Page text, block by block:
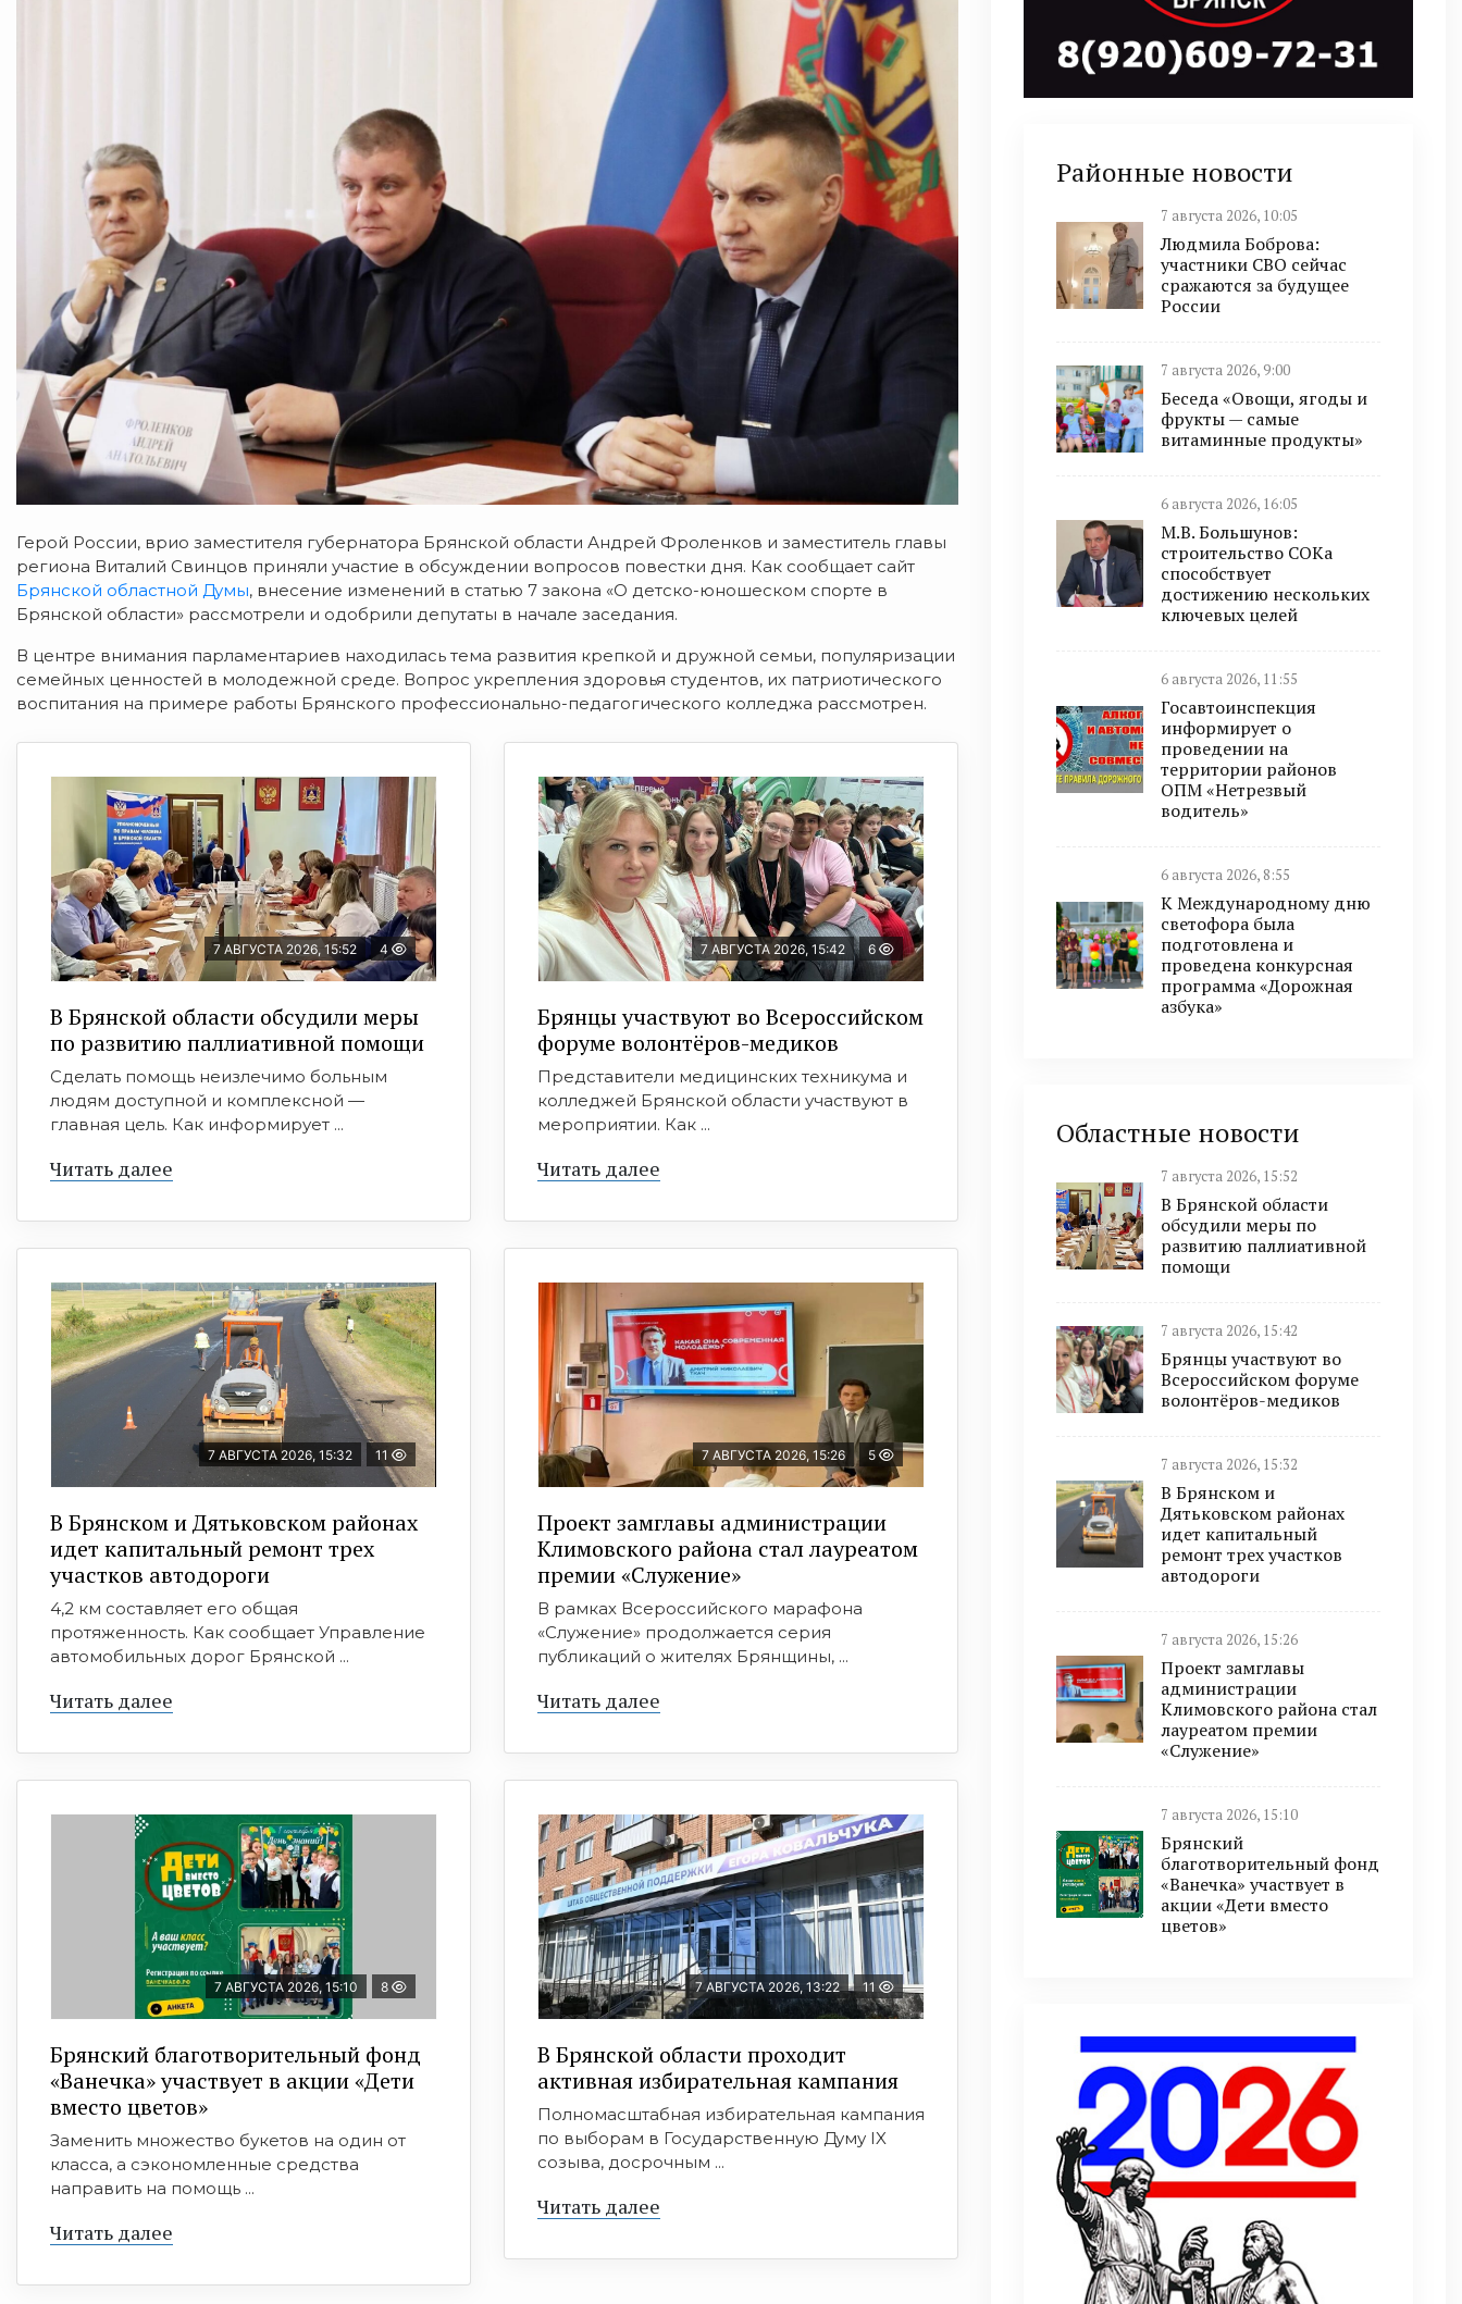
Герой России, врио заместителя губернатора Брянской области Андрей Фроленков и заместитель главы
региона Виталий Свинцов приняли участие в обсуждении вопросов повестки дня. Как сообщает сайт
Брянской областной Думы, внесение изменений в статью 7 закона «О детско-юношеском спорте в
Брянской области» рассмотрели и одобрили депутаты в начале заседания.
В центре внимания парламентариев находилась тема развития крепкой и дружной семьи, популяризации
семейных ценностей в молодежной среде. Вопрос укрепления здоровья студентов, их патриотического
воспитания на примере работы Брянского профессионально-педагогического колледжа рассмотрен.
7 АВГУСТА 2026, 15:52 4
В Брянской области обсудили меры
по развитию паллиативной помощи
Сделать помощь неизлечимо больным
людям доступной и комплексной —
главная цель. Как информирует ...
Читать далее
7 АВГУСТА 2026, 15:42 6
Брянцы участвуют во Всероссийском
форуме волонтёров-медиков
Представители медицинских техникума и
колледжей Брянской области участвуют в
мероприятии. Как ...
Читать далее
7 АВГУСТА 2026, 15:32 11
В Брянском и Дятьковском районах
идет капитальный ремонт трех
участков автодороги
4,2 км составляет его общая
протяженность. Как сообщает Управление
автомобильных дорог Брянской ...
Читать далее
7 АВГУСТА 2026, 15:26 5
Проект замглавы администрации
Климовского района стал лауреатом
премии «Служение»
В рамках Всероссийского марафона
«Служение» продолжается серия
публикаций о жителях Брянщины, ...
Читать далее
7 АВГУСТА 2026, 15:10 8
Брянский благотворительный фонд
«Ванечка» участвует в акции «Дети
вместо цветов»
Заменить множество букетов на один от
класса, а сэкономленные средства
направить на помощь ...
Читать далее
7 АВГУСТА 2026, 13:22 11
В Брянской области проходит
активная избирательная кампания
Полномасштабная избирательная кампания
по выборам в Государственную Думу IX
созыва, досрочным ...
Читать далее
Районные новости
7 августа 2026, 10:05
Людмила Боброва:
участники СВО сейчас
сражаются за будущее
России
7 августа 2026, 9:00
Беседа «Овощи, ягоды и
фрукты — самые
витаминные продукты»
6 августа 2026, 16:05
М.В. Большунов:
строительство СОКа
способствует
достижению нескольких
ключевых целей
6 августа 2026, 11:55
Госавтоинспекция
информирует о
проведении на
территории районов
ОПМ «Нетрезвый
водитель»
6 августа 2026, 8:55
К Международному дню
светофора была
подготовлена и
проведена конкурсная
программа «Дорожная
азбука»
Областные новости
7 августа 2026, 15:52
В Брянской области
обсудили меры по
развитию паллиативной
помощи
7 августа 2026, 15:42
Брянцы участвуют во
Всероссийском форуме
волонтёров-медиков
7 августа 2026, 15:32
В Брянском и
Дятьковском районах
идет капитальный
ремонт трех участков
автодороги
7 августа 2026, 15:26
Проект замглавы
администрации
Климовского района стал
лауреатом премии
«Служение»
7 августа 2026, 15:10
Брянский
благотворительный фонд
«Ванечка» участвует в
акции «Дети вместо
цветов»